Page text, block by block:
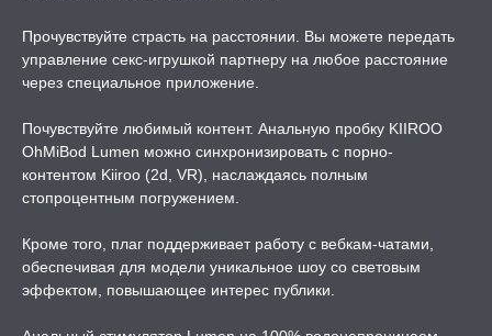
Прочувствуйте страсть на расстоянии. Вы можете передать
управление секс-игрушкой партнеру на любое расстояние
через специальное приложение.
Почувствуйте любимый контент. Анальную пробку KIIROO
OhMiBod Lumen можно синхронизировать с порно-
контентом Kiiroo (2d, VR), наслаждаясь полным
стопроцентным погружением.
Кроме того, плаг поддерживает работу с вебкам-чатами,
обеспечивая для модели уникальное шоу со световым
эффектом, повышающее интерес публики.